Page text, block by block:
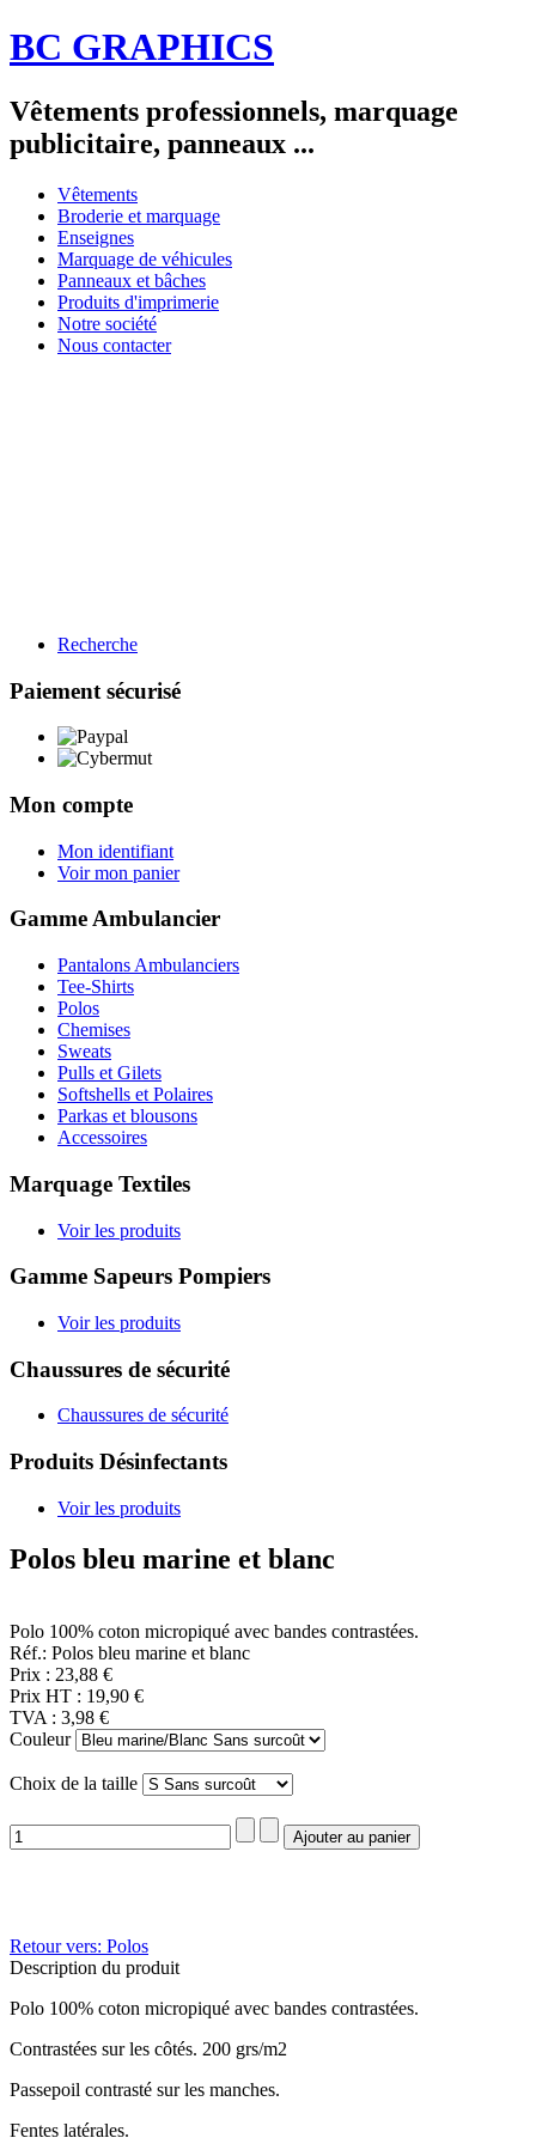
BC GRAPHICS
Vêtements professionnels, marquage
publicitaire, panneaux ...
Vêtements
Broderie et marquage
Enseignes
Marquage de véhicules
Panneaux et bâches
Produits d'imprimerie
Notre société
Nous contacter
Restauration BTP
Recherche
Paiement sécurisé
Mon compte
Mon identifiant
Voir mon panier
Gamme Ambulancier
Pantalons Ambulanciers
Tee-Shirts
Polos
Chemises
Sweats
Pulls et Gilets
Softshells et Polaires
Parkas et blousons
Accessoires
Marquage Textiles
Voir les produits
Gamme Sapeurs Pompiers
Voir les produits
Chaussures de sécurité
Chaussures de sécurité
Produits Désinfectants
Voir les produits
Polos bleu marine et blanc
Polo 100% coton micropiqué avec bandes contrastées.
Réf.: Polos bleu marine et blanc
Prix : 23,88 €
Prix HT : 19,90 €
TVA : 3,98 €
Couleur
Choix de la taille
Retour vers: Polos
Description du produit
Polo 100% coton micropiqué avec bandes contrastées.
Contrastées sur les côtés. 200 grs/m2
Passepoil contrasté sur les manches.
Fentes latérales.